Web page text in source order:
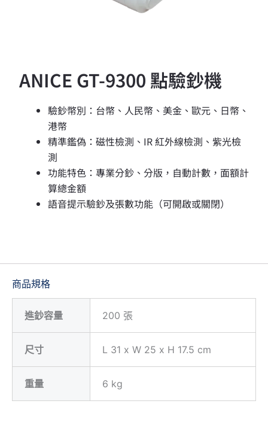
ANICE GT-9300 點驗鈔機
驗鈔幣別：台幣、人民幣、美金、歐元、日幣、
港幣
精準鑑偽：磁性檢測、IR 紅外線檢測、紫光檢
測
功能特色：專業分鈔、分版，自動計數，面額計
算總金額
語音提示驗鈔及張數功能（可開啟或關閉）
商品規格
進鈔容量 200 張
尺寸 L 31 x W 25 x H 17.5 cm
重量 6 kg